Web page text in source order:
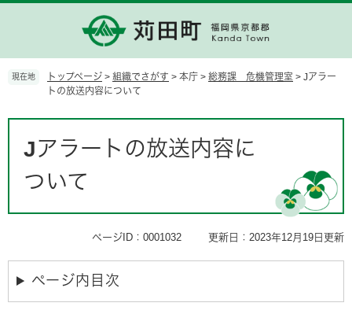
の
す。
ー
し
現在地 トップページ > 組織でさがす > 本庁 > 総務課 危機管理室 > Jアラー
トの放送内容について
Jアラートの放送内容に
ついて
ページID：0001032 更新日：2023年12月19日更新
ページ内目次